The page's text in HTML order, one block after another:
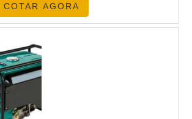
da Saneze Verde Energia irá
ótima qualidade com
MAIS SOBRE EMPRESA
ELÉTRICA PREDIAL Há
eficientes de demonstrar
e excelência em sua área de
Verde Energia centraliza
COTAR AGORA